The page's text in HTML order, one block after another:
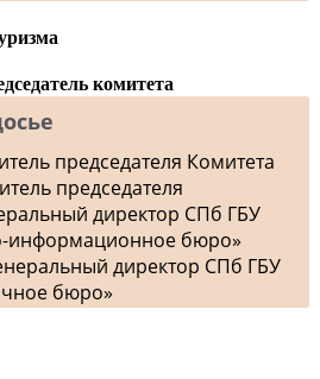
комитета
председателя Комитета
председателя
директор СПб ГБУ
информационное бюро»
директор СПб ГБУ
бюро»